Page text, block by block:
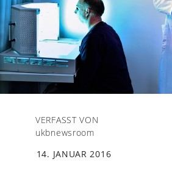
VERFASST VON
ukbnewsroom
14. JANUAR 2016